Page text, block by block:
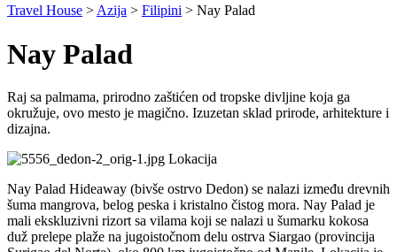
Travel House >Azija > Filipini > Nay Palad
Nay Palad
Raj sa palmama, prirodno zaštićen od tropske divljine koja ga
okružuje, ovo mesto je magično. Izuzetan sklad prirode, arhitekture i
dizajna.
Lokacija
Nay Palad Hideaway (bivše ostrvo Dedon) se nalazi između drevnih
šuma mangrova, belog peska i kristalno čistog mora. Nay Palad je
mali ekskluzivni rizort sa vilama koji se nalazi u šumarku kokosa
duž prelepe plaže na jugoistočnom delu ostrva Siargao (provincija